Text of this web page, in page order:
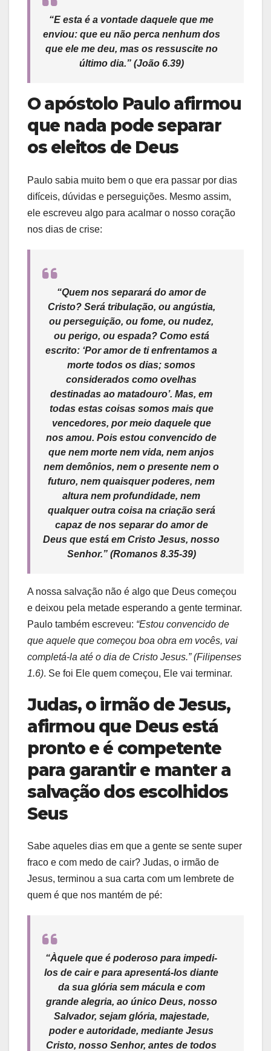
“E esta é a vontade daquele que me
enviou: que eu não perca nenhum dos
que ele me deu, mas os ressuscite no
último dia.”(João 6.39)
O apóstolo Paulo afirmou
que nada pode separar
os eleitos de Deus
Paulo sabia muito bem o que era passar por dias
difíceis, dúvidas e perseguições. Mesmo assim,
ele escreveu algo para acalmar o nosso coração
nos dias de crise:
“Quem nos separará do amor de
Cristo? Será tribulação, ou angústia,
ou perseguição, ou fome, ou nudez,
ou perigo, ou espada? Como está
escrito: ‘Por amor de ti enfrentamos a
morte todos os dias; somos
considerados como ovelhas
destinadas ao matadouro’. Mas, em
todas estas coisas somos mais que
vencedores, por meio daquele que
nos amou. Pois estou convencido de
que nem morte nem vida, nem anjos
nem demônios, nem o presente nem o
futuro, nem quaisquer poderes, nem
altura nem profundidade, nem
qualquer outra coisa na criação será
capaz de nos separar do amor de
Deus que está em Cristo Jesus, nosso
Senhor.”(Romanos 8.35-39)
A nossa salvação não é algo que Deus começou
e deixou pela metade esperando a gente terminar.
Paulo também escreveu: “Estou convencido de
que aquele que começou boa obra em vocês, vai
completá-la até o dia de Cristo Jesus.” (Filipenses
1.6). Se foi Ele quem começou, Ele vai terminar.
Judas, o irmão de Jesus,
afirmou que Deus está
pronto e é competente
para garantir e manter a
salvação dos escolhidos
Seus
Sabe aqueles dias em que a gente se sente super
fraco e com medo de cair? Judas, o irmão de
Jesus, terminou a sua carta com um lembrete de
quem é que nos mantém de pé:
“Àquele que é poderoso para impedi-
los de cair e para apresentá-los diante
da sua glória sem mácula e com
grande alegria, ao único Deus, nosso
Salvador, sejam glória, majestade,
poder e autoridade, mediante Jesus
Cristo, nosso Senhor, antes de todos